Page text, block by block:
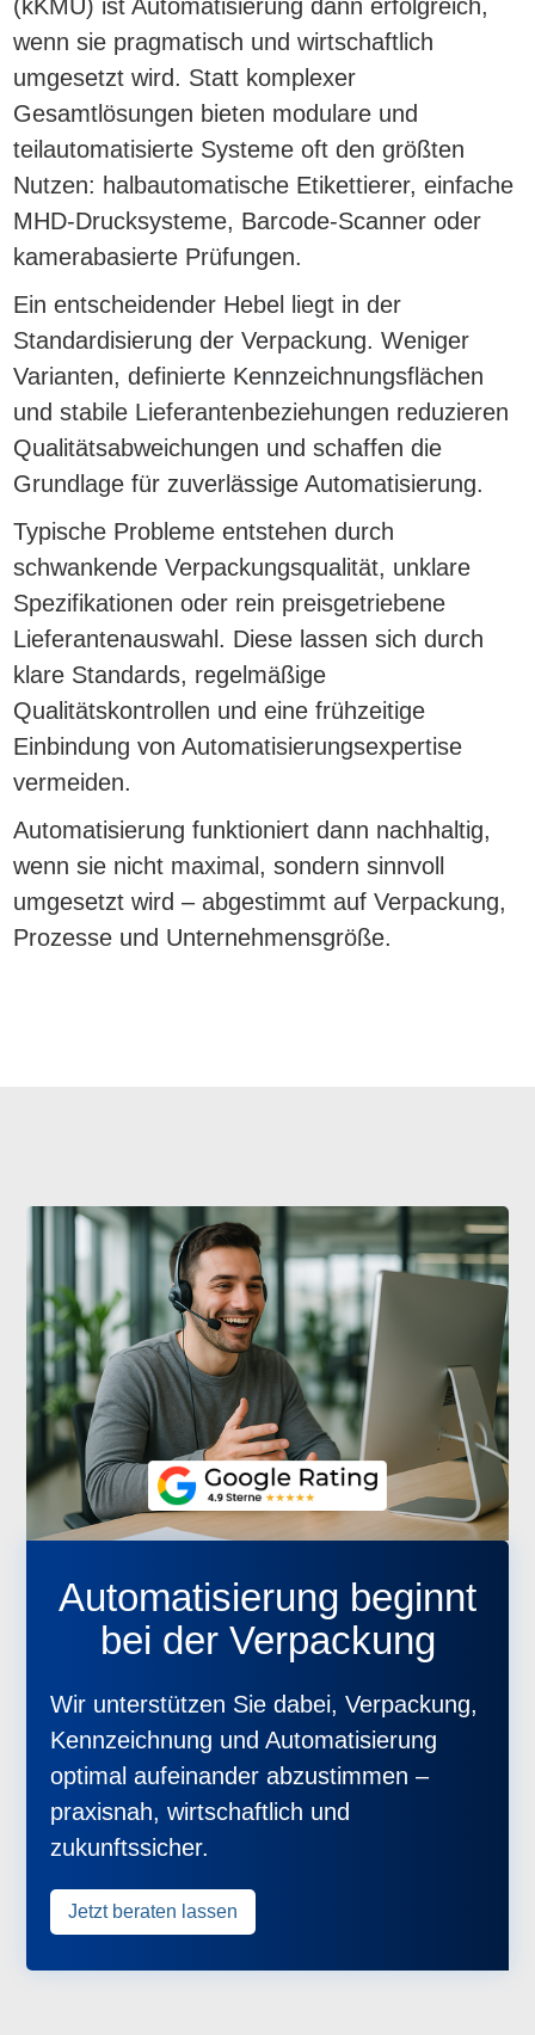
(kKMU) ist Automatisierung dann erfolgreich,
wenn sie pragmatisch und wirtschaftlich
umgesetzt wird. Statt komplexer
Gesamtlösungen bieten modulare und
teilautomatisierte Systeme oft den größten
Nutzen: halbautomatische Etikettierer, einfache
MHD-Drucksysteme, Barcode-Scanner oder
kamerabasierte Prüfungen.
Ein entscheidender Hebel liegt in der
Standardisierung der Verpackung. Weniger
Varianten, definierte Kennzeichnungsflächen
und stabile Lieferantenbeziehungen reduzieren
Qualitätsabweichungen und schaffen die
Grundlage für zuverlässige Automatisierung.
Typische Probleme entstehen durch
schwankende Verpackungsqualität, unklare
Spezifikationen oder rein preisgetriebene
Lieferantenauswahl. Diese lassen sich durch
klare Standards, regelmäßige
Qualitätskontrollen und eine frühzeitige
Einbindung von Automatisierungsexpertise
vermeiden.
Automatisierung funktioniert dann nachhaltig,
wenn sie nicht maximal, sondern sinnvoll
umgesetzt wird – abgestimmt auf Verpackung,
Prozesse und Unternehmensgröße.
Automatisierung beginnt
bei der Verpackung
Wir unterstützen Sie dabei, Verpackung,
Kennzeichnung und Automatisierung
optimal aufeinander abzustimmen –
praxisnah, wirtschaftlich und
zukunftssicher.
Jetzt beraten lassen